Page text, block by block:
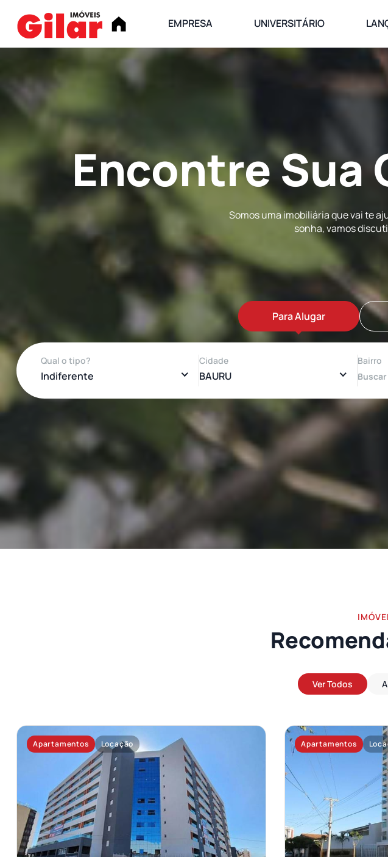
EMPRESA UNIVERSITÁRIO
Encontre Sua
Somos uma imobiliária que vai te
sonha, vamos
Para Alugar
Qual o tipo?
Indiferente
Cidade
BAURU
Bairro
Ver Todos
Apartamentos Locação Apartamentos